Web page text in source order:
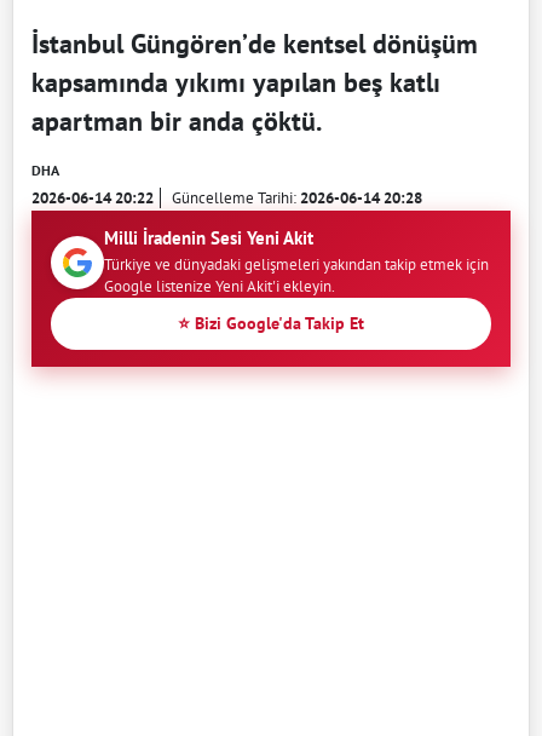
İstanbul Güngören’de kentsel dönüşüm
kapsamında yıkımı yapılan beş katlı
apartman bir anda çöktü.
DHA
2026-06-14 20:22 Güncelleme Tarihi:2026-06-14 20:28
Milli İradenin Sesi Yeni Akit
Türkiye ve dünyadaki gelişmeleri yakından takip etmek için
Google listenize Yeni Akit'i ekleyin.
⭐ Bizi Google'da Takip Et